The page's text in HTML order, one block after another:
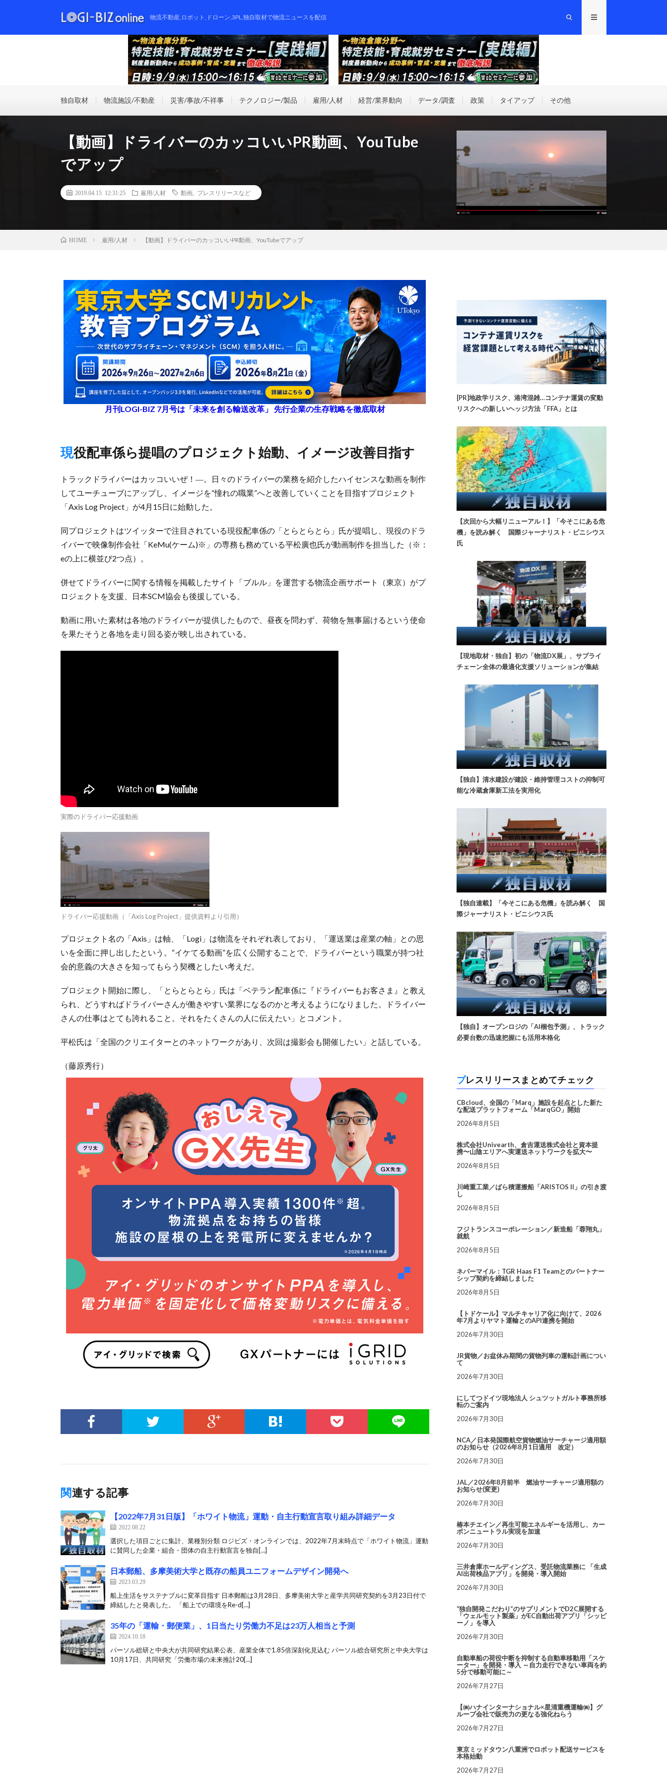
物流不動産,ロボット,ドローン,3PL,独自取材で物流ニュースを配信
独自取材 物流施設/不動産 災害/事故/不祥事 テクノロジー/製品 雇用/人材 経営/業界動向 データ/調査 政策 タイアップ その他
【動画】ドライバーのカッコいいPR動画、YouTube
でアップ
2019.04.15 12:31:25 雇用/人材 動画 プレスリリースなど
HOME 雇用/人材 【動画】ドライバーのカッコいいPR動画、YouTubeでアップ
月刊LOGI-BIZ 7月号は「未来を創る輸送改革」 先行企業の生存戦略を徹底取材
現役配車係ら提唱のプロジェクト始動、イメージ改善目指す
トラックドライバーはカッコいいぜ！―。日々のドライバーの業務を紹介したハイセンスな動画を制作
してユーチューブにアップし、イメージを“憧れの職業”へと改善していくことを目指すプロジェクト
「Axis Log Project」が4月15日に始動した。
同プロジェクトはツイッターで注目されている現役配車係の「とらとらとら」氏が提唱し、現役のドラ
イバーで映像制作会社「KeMu(ケーム)※」の専務も務めている平松廣也氏が動画制作を担当した（※：
eの上に横並び2つ点）。
併せてドライバーに関する情報を掲載したサイト「ブルル」を運営する物流企画サポート（東京）がプ
ロジェクトを支援、日本SCM協会も後援している。
動画に用いた素材は各地のドライバーが提供したもので、昼夜を問わず、荷物を無事届けるという使命
を果たそうと各地を走り回る姿が映し出されている。
実際のドライバー応援動画
ドライバー応援動画（「Axis Log Project」提供資料より引用）
プロジェクト名の「Axis」は軸、「Logi」は物流をそれぞれ表しており、「運送業は産業の軸」との思
いを全面に押し出したという。“イケてる動画”を広く公開することで、ドライバーという職業が持つ社
会的意義の大きさを知ってもらう契機としたい考えだ。
プロジェクト開始に際し、「とらとらとら」氏は「ベテラン配車係に『ドライバーもお客さま』と教え
られ、どうすればドライバーさんが働きやすい業界になるのかと考えるようになりました。ドライバー
さんの仕事はとても誇れること。それをたくさんの人に伝えたい」とコメント。
平松氏は「全国のクリエイターとのネットワークがあり、次回は撮影会も開催したい」と話している。
（藤原秀行）
関連する記事
【2022年7月31日版】「ホワイト物流」運動・自主行動宣言取り組み詳細データ
2022.08.22
選択した項目ごとに集計、業種別分類 ロジビズ・オンラインでは、2022年7月末時点で「ホワイト物流」運動
に賛同した企業・組合・団体の自主行動宣言を独自[…]
日本郵船、多摩美術大学と既存の船員ユニフォームデザイン開発へ
2023.03.29
船上生活をサステナブルに変革目指す 日本郵船は3月28日、多摩美術大学と産学共同研究契約を3月23日付で
締結したと発表した。 「船上での環境をRe-d[…]
35年の「運輸・郵便業」、1日当たり労働力不足は23万人相当と予測
2024.10.18
パーソル総研と中央大が共同研究結果公表、産業全体で1.85倍深刻化見込む パーソル総合研究所と中央大学は
10月17日、共同研究「労働市場の未来推計20[…]
[PR]地政学リスク、港湾混雑…コンテナ運賃の変動
リスクへの新しいヘッジ方法「FFA」とは
【次回から大幅リニューアル！】「今そこにある危
機」を読み解く 国際ジャーナリスト・ビニシウス
氏
【現地取材・独自】初の「物流DX展」、サプライ
チェーン全体の最適化支援ソリューションが集結
【独自】清水建設が建設・維持管理コストの抑制可
能な冷蔵倉庫新工法を実用化
【独自連載】「今そこにある危機」を読み解く 国
際ジャーナリスト・ビニシウス氏
【独自】オープンロジの「AI梱包予測」、トラック
必要台数の迅速把握にも活用本格化
プレスリリースまとめてチェック
CBcloud、全国の「Marq」施設を起点とした新た
な配送プラットフォーム「MarqGO」開始
2026年8月5日
株式会社Univearth、倉吉運送株式会社と資本提
携〜山陰エリアへ実運送ネットワークを拡大〜
2026年8月5日
川崎重工業／ばら積運搬船「ARISTOS II」の引き渡
し
2026年8月5日
フジトランスコーポレーション／新造船「蓉翔丸」
就航
2026年8月5日
ネバーマイル：TGR Haas F1 Teamとのパートナー
シップ契約を締結しました
2026年8月5日
【トドケール】マルチキャリア化に向けて、2026
年7月よりヤマト運輸とのAPI連携を開始
2026年7月30日
JR貨物／お盆休み期間の貨物列車の運転計画につい
て
2026年7月30日
にしてつドイツ現地法人 シュツットガルト事務所移
転のご案内
2026年7月30日
NCA／日本発国際航空貨物燃油サーチャージ適用額
のお知らせ（2026年8月1日適用 改定）
2026年7月30日
JAL／2026年8月前半 燃油サーチャージ適用額の
お知らせ(変更)
2026年7月30日
椿本チエイン／再生可能エネルギーを活用し、カー
ボンニュートラル実現を加速
2026年7月30日
三井倉庫ホールディングス、受託物流業務に 「生成
AI出荷検品アプリ」を開発・導入開始
2026年7月30日
“独自開発こだわり”のサプリメントでD2C展開する
「ウェルモット製薬」がEC自動出荷アプリ「シッピ
ーノ」を導入
2026年7月30日
自動車船の荷役中断を抑制する自動車移動用「スケ
ーター」を開発・導入 ～自力走行できない車両を約
5分で移動可能に～
2026年7月27日
【㈱ハナインターナショナル×星清重機運輸㈱】グ
ループ会社で販売力の更なる強化ねらう
2026年7月27日
東京ミッドタウン八重洲でロボット配送サービスを
本格始動
2026年7月27日